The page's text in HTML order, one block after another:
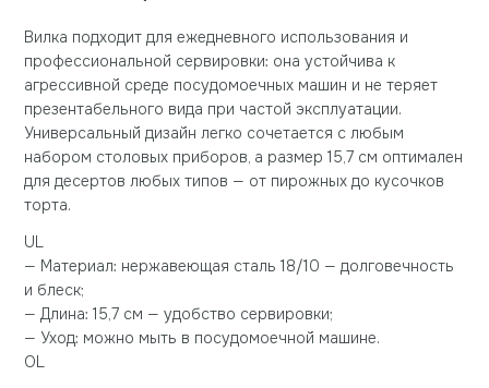
Вилка подходит для ежедневного использования и
профессиональной сервировки: она устойчива к
агрессивной среде посудомоечных машин и не теряет
презентабельного вида при частой эксплуатации.
Универсальный дизайн легко сочетается с любым
набором столовых приборов, а размер 15,7 см оптимален
для десертов любых типов — от пирожных до кусочков
торта.
UL
— Материал: нержавеющая сталь 18/10 — долговечность
и блеск;
— Длина: 15,7 см — удобство сервировки;
— Уход: можно мыть в посудомоечной машине.
OL